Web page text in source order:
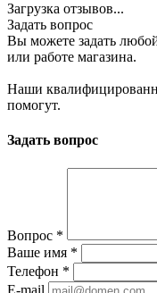
Загрузка отзывов...
Задать вопрос
Вы можете задать
или работе магазина.
Наши
помогут.
Задать вопрос
Вопрос *
Ваше имя *
Телефон *
E-mail